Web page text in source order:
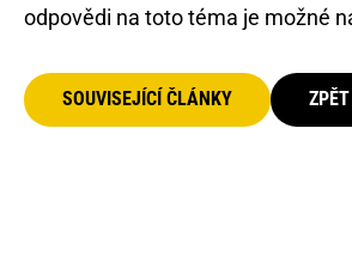
odpovědi na toto téma je možné
SOUVISEJÍCÍ ČLÁNKY